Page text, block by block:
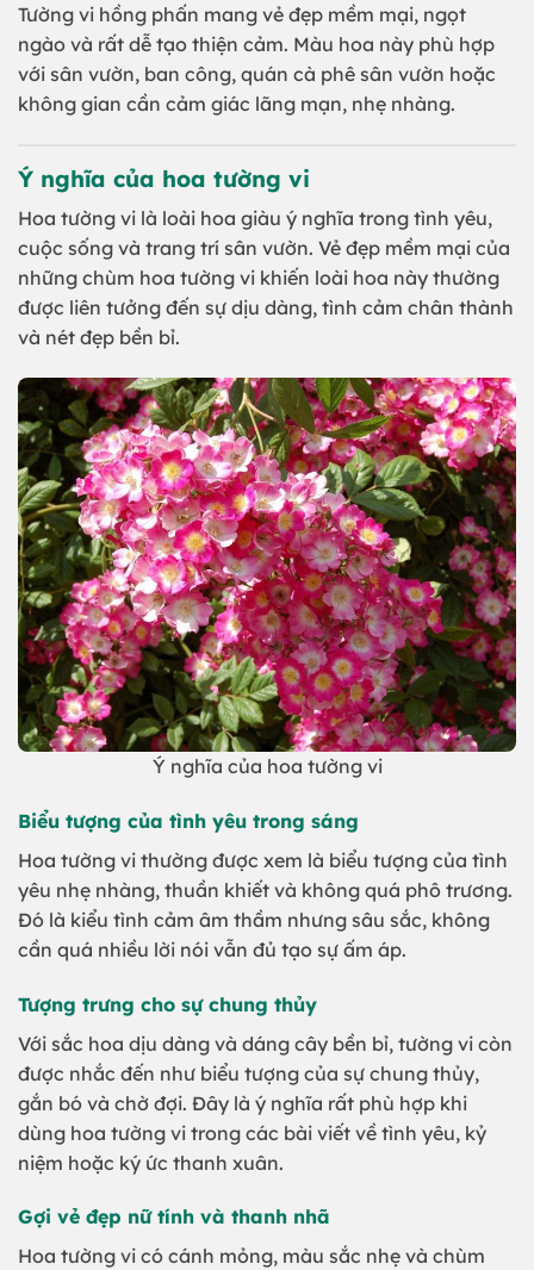
Tường vi hồng phấn mang vẻ đẹp mềm mại, ngọt
ngào và rất dễ tạo thiện cảm. Màu hoa này phù hợp
với sân vườn, ban công, quán cà phê sân vườn hoặc
không gian cần cảm giác lãng mạn, nhẹ nhàng.
Ý nghĩa của hoa tường vi
Hoa tường vi là loài hoa giàu ý nghĩa trong tình yêu,
cuộc sống và trang trí sân vườn. Vẻ đẹp mềm mại của
những chùm hoa tường vi khiến loài hoa này thường
được liên tưởng đến sự dịu dàng, tình cảm chân thành
và nét đẹp bền bỉ.
Ý nghĩa của hoa tường vi
Biểu tượng của tình yêu trong sáng
Hoa tường vi thường được xem là biểu tượng của tình
yêu nhẹ nhàng, thuần khiết và không quá phô trương.
Đó là kiểu tình cảm âm thầm nhưng sâu sắc, không
cần quá nhiều lời nói vẫn đủ tạo sự ấm áp.
Tượng trưng cho sự chung thủy
Với sắc hoa dịu dàng và dáng cây bền bỉ, tường vi còn
được nhắc đến như biểu tượng của sự chung thủy,
gắn bó và chờ đợi. Đây là ý nghĩa rất phù hợp khi
dùng hoa tường vi trong các bài viết về tình yêu, kỷ
niệm hoặc ký ức thanh xuân.
Gợi vẻ đẹp nữ tính và thanh nhã
Hoa tường vi có cánh mỏng, màu sắc nhẹ và chùm